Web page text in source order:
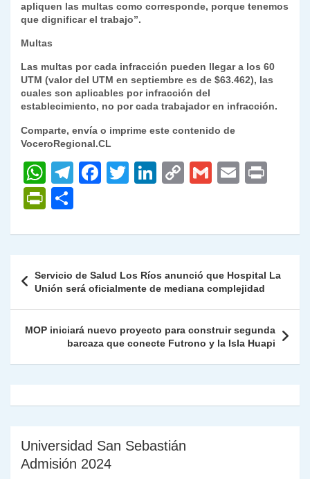
apliquen las multas como corresponde, porque tenemos
que dignificar el trabajo”.
Multas
Las multas por cada infracción pueden llegar a los 60
UTM (valor del UTM en septiembre es de $63.462), las
cuales son aplicables por infracción del
establecimiento, no por cada trabajador en infracción.
Comparte, envía o imprime este contenido de
VoceroRegional.CL
W
h
at
s
p
p
T
gr
m
F
e
o
o
k
T
er
Li
e
n
C
y
n
k
G
l
E
l
P
nt
Fr
ie
n
dl
m
p
ar
tir
de
entradas
Servicio de Salud Los Ríos anunció que Hospital La
Unión será oficialmente de mediana complejidad
MOP iniciará nuevo proyecto para construir segunda
barcaza que conecte Futrono y la Isla Huapi
Universidad San Sebastián
Admisión 2024